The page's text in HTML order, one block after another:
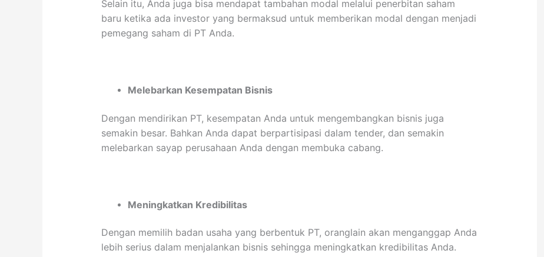
Selain itu, Anda juga bisa mendapat tambahan modal melalui penerbitan saham
baru ketika ada investor yang bermaksud untuk memberikan modal dengan menjadi
pemegang saham di PT Anda.
Melebarkan Kesempatan Bisnis
Dengan mendirikan PT, kesempatan Anda untuk mengembangkan bisnis juga
semakin besar. Bahkan Anda dapat berpartisipasi dalam tender, dan semakin
melebarkan sayap perusahaan Anda dengan membuka cabang.
Meningkatkan Kredibilitas
Dengan memilih badan usaha yang berbentuk PT, oranglain akan menganggap Anda
lebih serius dalam menjalankan bisnis sehingga meningkatkan kredibilitas Anda.